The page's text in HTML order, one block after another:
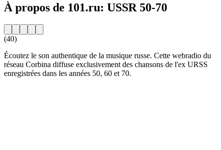
À propos de 101.ru: USSR 50-70
(40)
Écoutez le son authentique de la musique russe. Cette webradio du
réseau Corbina diffuse exclusivement des chansons de l'ex URSS
enregistrées dans les années 50, 60 et 70.